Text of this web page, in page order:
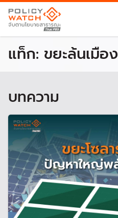
แท็ก: ขยะล้นเมือง
บทความ